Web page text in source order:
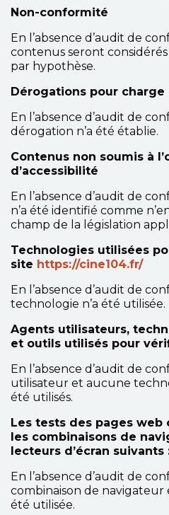
Non-conformité
En l’absence d’audit de
contenus seront
par hypothèse.
Dérogations pour
En l’absence d’audit de
dérogation n’a été établie.
Contenus non soumis à
d’accessibilité
En l’absence d’audit de
n’a été identifié comme
champ de la législation
Technologies utilisées
site https://cine104.fr/
En l’absence d’audit de
technologie n’a été utilisée.
Agents utilisateurs,
et outils utilisés pour
En l’absence d’audit de
utilisateur et aucune
été utilisés.
Les tests des pages
les combinaisons de
lecteurs d’écran suivants
En l’absence d’audit de
combinaison de navigateur
été utilisée.